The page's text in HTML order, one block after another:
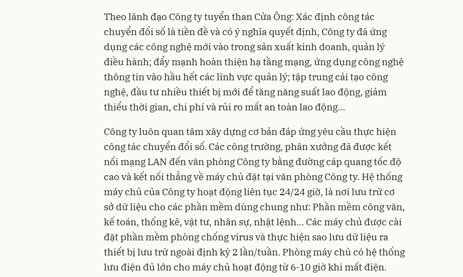
Theo lãnh đạo Công ty tuyển than Cửa Ông: Xác định công tác
chuyển đổi số là tiền đề và có ý nghĩa quyết định, Công ty đã ứng
dụng các công nghệ mới vào trong sản xuất kinh doanh, quản lý
điều hành; đẩy mạnh hoàn thiện hạ tầng mạng, ứng dụng công nghệ
thông tin vào hầu hết các lĩnh vực quản lý; tập trung cải tạo công
nghệ, đầu tư nhiều thiết bị mới để tăng năng suất lao động, giảm
thiểu thời gian, chi phí và rủi ro mất an toàn lao động…
Công ty luôn quan tâm xây dựng cơ bản đáp ứng yêu cầu thực hiện
công tác chuyển đổi số. Các công trường, phân xưởng đã được kết
nối mạng LAN đến văn phòng Công ty bằng đường cáp quang tốc độ
cao và kết nối thẳng về máy chủ đặt tại văn phòng Công ty. Hệ thống
máy chủ của Công ty hoạt động liên tục 24/24 giờ, là nơi lưu trữ cơ
sở dữ liệu cho các phần mềm dùng chung như: Phần mềm công văn,
kế toán, thống kê, vật tư, nhân sự, nhật lệnh... Các máy chủ được cài
đặt phần mềm phòng chống virus và thực hiện sao lưu dữ liệu ra
thiết bị lưu trữ ngoài định kỳ 2 lần/tuần. Phòng máy chủ có hệ thống
lưu điện đủ lớn cho máy chủ hoạt động từ 6-10 giờ khi mất điện.